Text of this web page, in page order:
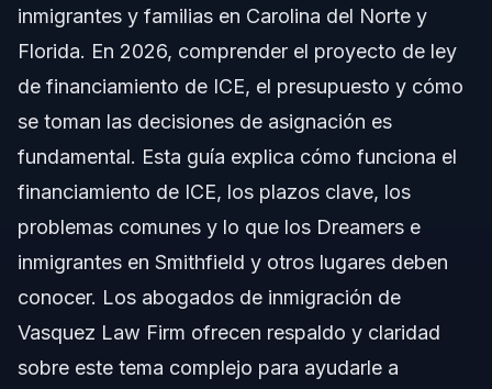
por ICE
Primeras 48 Horas: Lista de Acciones
¿En Qué Corte Comparecerá Su Familiar?
Recursos EOIR Relacionados
Comprendiendo el Financiamiento de ICE y el
Presupuesto 2026
Distribución del Financiamiento de ICE
Tendencias Históricas de Financiamiento
inmigrantes y familias en Carolina del Norte y
Florida. En 2026, comprender el proyecto de ley
de financiamiento de ICE, el presupuesto y cómo
se toman las decisiones de asignación es
fundamental. Esta guía explica cómo funciona el
financiamiento de ICE, los plazos clave, los
problemas comunes y lo que los Dreamers e
inmigrantes en Smithfield y otros lugares deben
conocer. Los abogados de inmigración de
Vasquez Law Firm ofrecen respaldo y claridad
sobre este tema complejo para ayudarle a